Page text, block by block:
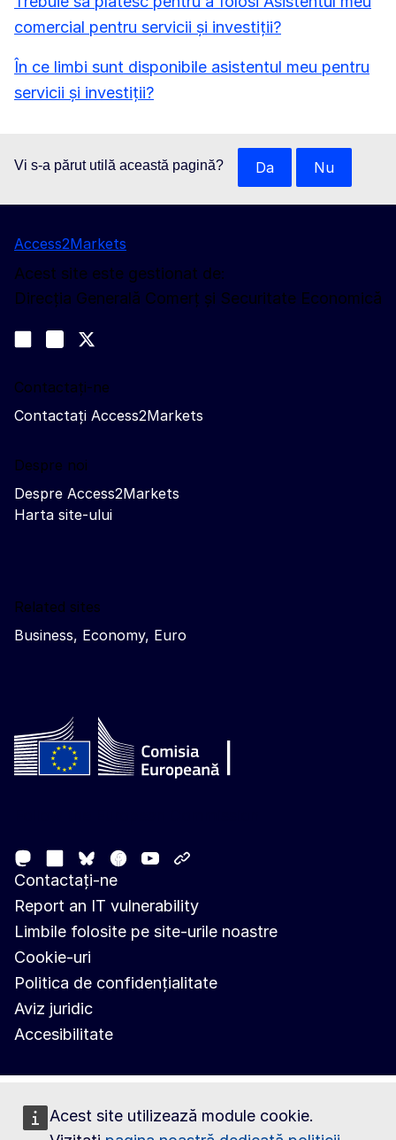
Acest site utilizează module cookie.
comercial pentru servicii și investiții?
În ce limbi sunt disponibile asistentul meu pentru
servicii și investiții?
Vi s-a părut utilă această pagină? Da Nu
Access2Markets
Acest site este gestionat de:
Direcția Generală Comerț și Securitate Economică
Join us on LinkedIn
Trade-Off podcast
Contactați-ne
Contactați Access2Markets
Despre noi
Despre Access2Markets
Harta site-ului
Related sites
Business, Economy, Euro
MastodonLinkedIn
Bluesky
Facebook
Youtube
Contactați-ne
Report an IT vulnerability
Limbile folosite pe site-urile noastre
Cookie-uri
Politica de confidențialitate
Aviz juridic
Accesibilitate